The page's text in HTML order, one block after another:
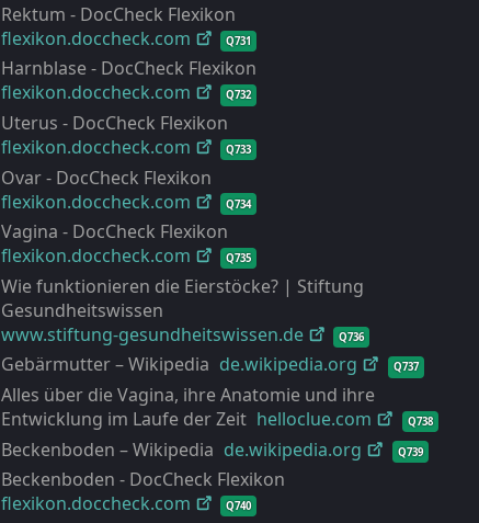
Rektum - DocCheck Flexikon
flexikon.doccheck.com
Q731
Harnblase - DocCheck Flexikon
flexikon.doccheck.com
Q732
Uterus - DocCheck Flexikon
flexikon.doccheck.com
Q733
Ovar - DocCheck Flexikon
flexikon.doccheck.com
Q734
Vagina - DocCheck Flexikon
flexikon.doccheck.com
Q735
Wie funktionieren die Eierstöcke? | Stiftung
Gesundheitswissen
www.stiftung-gesundheitswissen.de Q736
Gebärmutter – Wikipedia de.wikipedia.org Q737
Alles über die Vagina, ihre Anatomie und ihre
Entwicklung im Laufe der Zeit helloclue.com Q738
Beckenboden – Wikipedia de.wikipedia.org Q739
Beckenboden - DocCheck Flexikon
flexikon.doccheck.com
Q740